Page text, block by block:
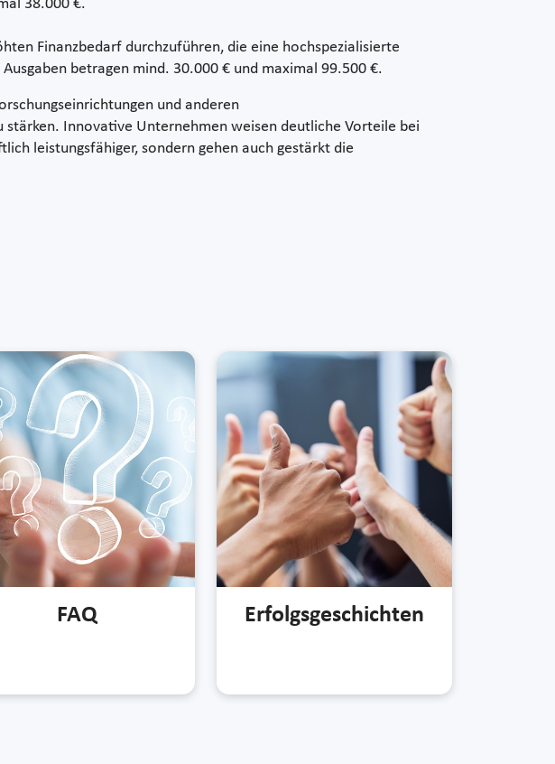
38.000 €.
Finanzbedarf durchzuführen, die eine hochspezialisierte
betragen mind. 30.000 € und maximal 99.500 €.
und anderen
Innovative Unternehmen weisen deutliche Vorteile bei
leistungsfähiger, sondern gehen auch gestärkt die
FAQ Erfolgsgeschichten